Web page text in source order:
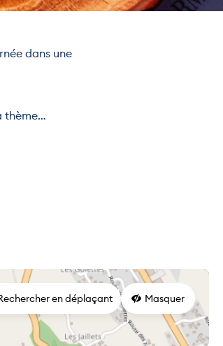
dans une
thème…
en déplaçant Masquer